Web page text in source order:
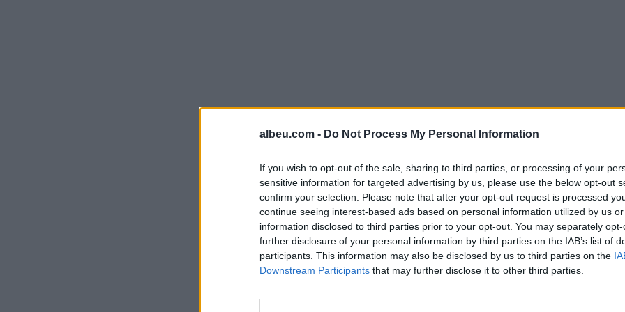
albeu.com - Do Not Process My Personal Information
If you wish to opt-out of the sale, sharing to third parties, or processing of your
sensitive information for targeted advertising by us, please use the below opt-out
confirm your selection. Please note that after your opt-out request is processed
continue seeing interest-based ads based on personal information utilized by us
information disclosed to third parties prior to your opt-out. You may separately
further disclosure of your personal information by third parties on the IAB’s list of
participants. This information may also be disclosed by us to third parties on the
Downstream Participants that may further disclose it to other third parties.